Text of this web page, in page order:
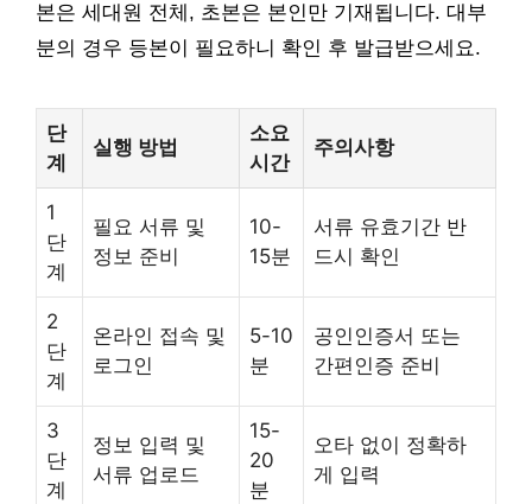
본은 세대원 전체, 초본은 본인만 기재됩니다. 대부
분의 경우 등본이 필요하니 확인 후 발급받으세요.
단
계
실행 방법
소요
시간
주의사항
1
단
계
필요 서류 및
정보 준비
10-
15분
서류 유효기간 반
드시 확인
2
단
계
온라인 접속 및
로그인
5-10
분
공인인증서 또는
간편인증 준비
3
단
계
정보 입력 및
서류 업로드
15-
20
분
오타 없이 정확하
게 입력